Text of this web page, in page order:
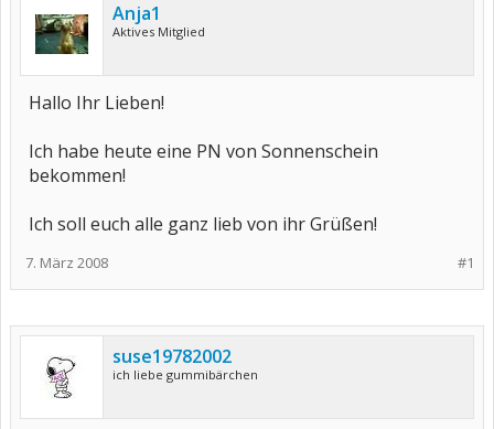
Anja1
Aktives Mitglied
Hallo Ihr Lieben!
Ich habe heute eine PN von Sonnenschein
bekommen!
Ich soll euch alle ganz lieb von ihr Grüßen!
#1
7. März 2008
suse19782002
ich liebe gummibärchen